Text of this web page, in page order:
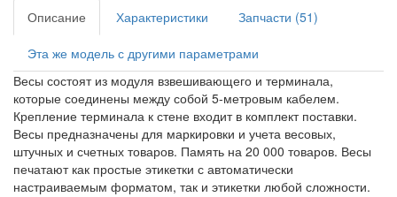
Описание
Характеристики Запчасти (51)
Эта же модель с другими параметрами
Весы состоят из модуля взвешивающего и терминала,
которые соединены между собой 5-метровым кабелем.
Крепление терминала к стене входит в комплект поставки.
Весы предназначены для маркировки и учета весовых,
штучных и счетных товаров. Память на 20 000 товаров. Весы
печатают как простые этикетки с автоматически
настраиваемым форматом, так и этикетки любой сложности.